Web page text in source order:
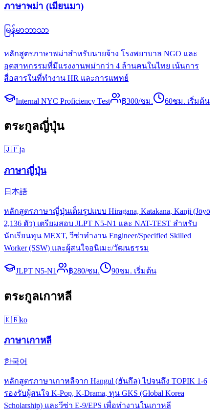
ภาษาพม่า (เมียนมา)
မြန်မာဘာသာ
หลักสูตรภาษาพม่าสำหรับนายจ้าง โรงพยาบาล NGO และ
อุตสาหกรรมที่มีแรงงานพม่ากว่า 4 ล้านคนในไทย เน้นการ
สื่อสารในที่ทำงาน HR และการแพทย์
Internal NYC Proficiency Test ฿300/ชม. 60ชม. เริ่มต้น
ตระกูลญี่ปุ่น
🇯🇵ja
ภาษาญี่ปุ่น
日本語
หลักสูตรภาษาญี่ปุ่นเต็มรูปแบบ Hiragana, Katakana, Kanji (Jōyō
2,136 ตัว) เตรียมสอบ JLPT N5-N1 และ NAT-TEST สำหรับ
นักเรียนทุน MEXT, วีซ่าทำงาน Engineer/Specified Skilled
Worker (SSW) และผู้สนใจอนิเมะ/วัฒนธรรม
JLPT N5-N1 ฿280/ชม. 90ชม. เริ่มต้น
ตระกูลเกาหลี
🇰🇷ko
ภาษาเกาหลี
한국어
หลักสูตรภาษาเกาหลีจาก Hangul (ฮันกึล) ไปจนถึง TOPIK 1-6
รองรับผู้สนใจ K-Pop, K-Drama, ทุน GKS (Global Korea
Scholarship) และวีซ่า E-9/EPS เพื่อทำงานในเกาหลี